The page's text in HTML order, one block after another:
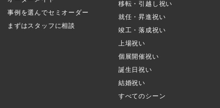
事例を選んでセミオーダー
まずはスタッフに相談
移転・引越し祝い
就任・昇進祝い
竣工・落成祝い
上場祝い
個展開催祝い
誕生日祝い
結婚祝い
すべてのシーン